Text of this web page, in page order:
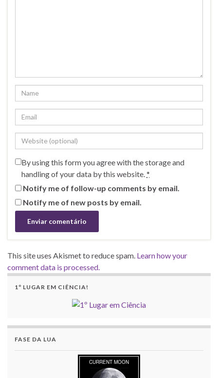
By using this form you agree with the storage and
handling of your data by this website. *
Notify me of follow-up comments by email.
Notify me of new posts by email.
This site uses Akismet to reduce spam. Learn how your
comment data is processed.
1º LUGAR EM CIÊNCIA!
FASE DA LUA